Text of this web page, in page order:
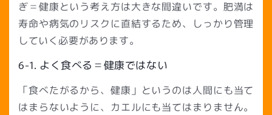
ぎ＝健康という考え方は大きな間違いです。肥満は
寿命や病気のリスクに直結するため、しっかり管理
していく必要があります。
6-1. よく食べる＝健康ではない
「食べたがるから、健康」というのは人間にも当て
はまらないように、カエルにも当てはまりません。